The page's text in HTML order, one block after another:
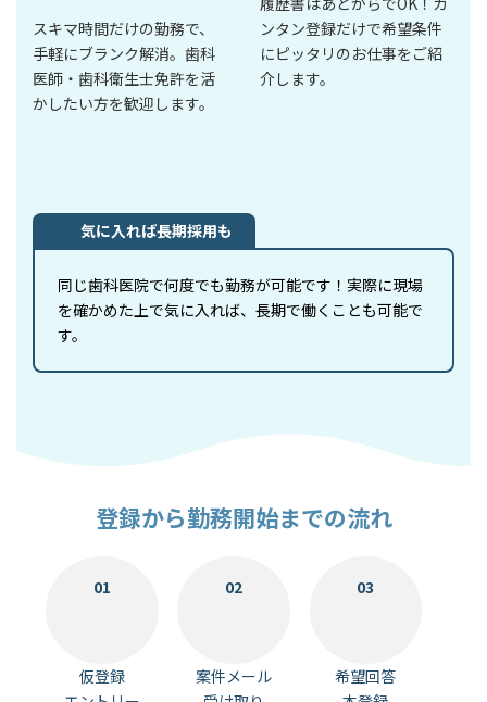
スキマ時間だけの勤務で、
手軽にブランク解消。歯科
医師・歯科衛生士免許を活
かしたい方を歓迎します。
ンタン登録だけで希望条件
にピッタリのお仕事をご紹
介します。
気に入れば長期採用も
同じ歯科医院で何度でも勤務が可能です！実際に現場
を確かめた上で気に入れば、長期で働くことも可能で
す。
登録から勤務開始までの流れ
01
仮登録
02
案件メール
03
希望回答